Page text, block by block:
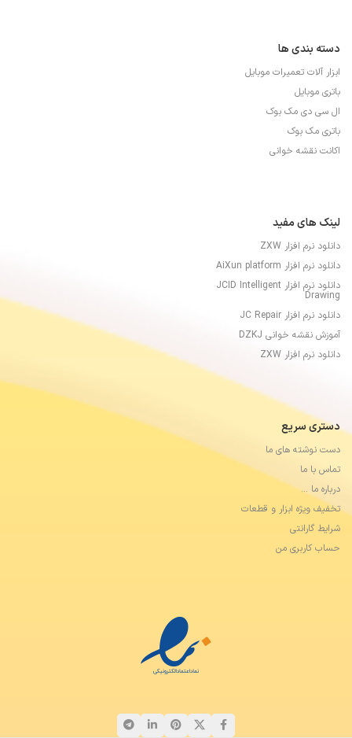
دسته بندی ها
ابزار آلات تعمیرات موبایل
باتری موبایل
ال سی دی مک بوک
باتری مک بوک
اکانت نقشه خوانی
لینک های مفید
دانلود نرم افزار ZXW
دانلود نرم افزار AiXun platform
دانلود نرم افزار JCID Intelligent
Drawing
دانلود نرم افزار JC Repair
آموزش نقشه خوانی DZKJ
دانلود نرم افزار ZXW
دستری سریع
دست نوشته های ما
تماس با ما
درباره ما …
تخفیف ویژه ابزار و قطعات
شرایط گارانتی
حساب کاربری من